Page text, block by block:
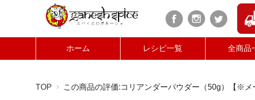
ホーム レシピ一覧 全商品
TOP この商品の評価:コリアンダーパウダー（50g）【※メ